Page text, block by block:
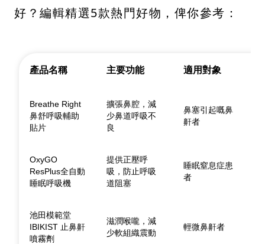
好？編輯精選5款熱門好物，俾你參考：
產品名稱 主要功能 適用對象
Breathe Right
鼻舒呼吸輔助
貼片
擴張鼻腔，減
少鼻道呼吸不
良
鼻塞引起嘅鼻
鼾者
OxyGO
ResPlus全自動
睡眠呼吸機
提供正壓呼
吸，防止呼吸
道阻塞
睡眠窒息症患
者
池田模範堂
IBIKIST 止鼻鼾
噴霧劑
滋潤喉嚨，減
少軟組織震動
輕微鼻鼾者